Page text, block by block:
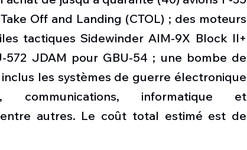
Off and Landing (CTOL) ; des moteurs
tactiques Sidewinder AIM-9X Block II+
JDAM pour GBU-54 ; une bombe de
les systèmes de guerre électronique
communications, informatique et
entre autres. Le coût total estimé est de